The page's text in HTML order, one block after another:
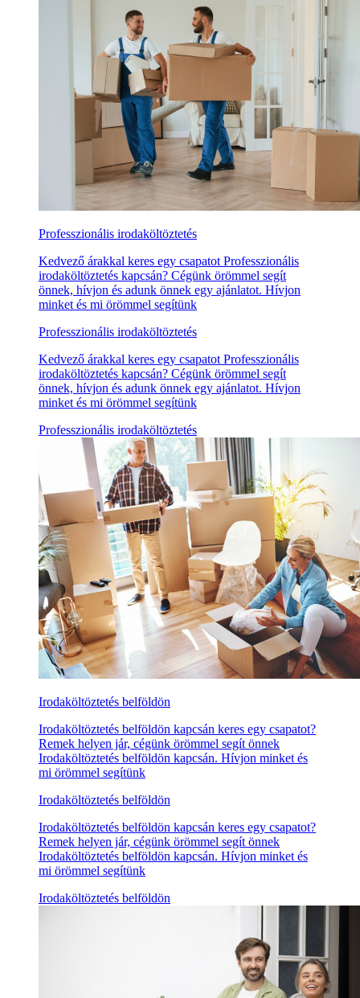
Professzionális irodaköltöztetés
Kedvező árakkal keres egy csapatot Professzionális
irodaköltöztetés kapcsán? Cégünk örömmel segít
önnek, hívjon és adunk önnek egy ajánlatot. Hívjon
minket és mi örömmel segítünk
Professzionális irodaköltöztetés
Kedvező árakkal keres egy csapatot Professzionális
irodaköltöztetés kapcsán? Cégünk örömmel segít
önnek, hívjon és adunk önnek egy ajánlatot. Hívjon
minket és mi örömmel segítünk
Professzionális irodaköltöztetés
Irodaköltöztetés belföldön
Irodaköltöztetés belföldön kapcsán keres egy csapatot?
Remek helyen jár, cégünk örömmel segít önnek
Irodaköltöztetés belföldön kapcsán. Hívjon minket és
mi örömmel segítünk
Irodaköltöztetés belföldön
Irodaköltöztetés belföldön kapcsán keres egy csapatot?
Remek helyen jár, cégünk örömmel segít önnek
Irodaköltöztetés belföldön kapcsán. Hívjon minket és
mi örömmel segítünk
Irodaköltöztetés belföldön